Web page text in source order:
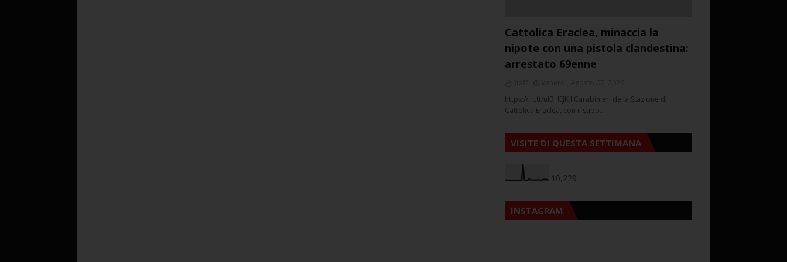
Cattolica Eraclea, minaccia la
nipote con una pistola clandestina:
arrestato 69enne
https://ift.tt/ulBHEJK I Carabinieri della Stazione di
Cattolica Eraclea, con il supp…
VISITE DI QUESTA SETTIMANA
10,229
INSTAGRAM